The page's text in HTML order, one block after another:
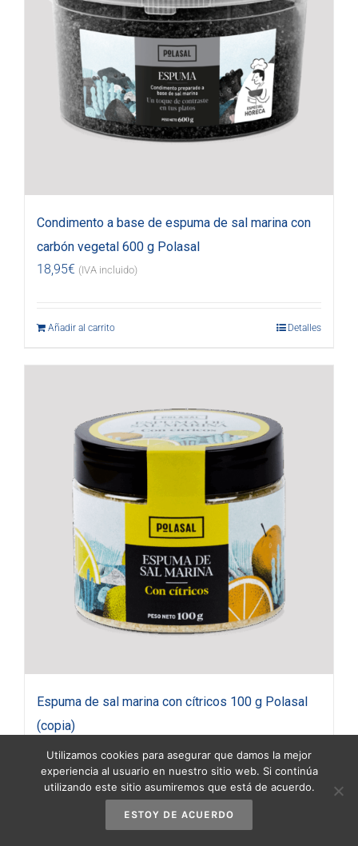
Condimento a base de espuma de sal marina con
carbón vegetal 600 g Polasal
18,95€ (IVA incluido)
Añadir al carrito Detalles
Espuma de sal marina con cítricos 100 g Polasal
(copia)
3,90€ (IVA incluido)
Utilizamos cookies para asegurar que damos la mejor
experiencia al usuario en nuestro sitio web. Si continúa
utilizando este sitio asumiremos que está de acuerdo.
ESTOY DE ACUERDO